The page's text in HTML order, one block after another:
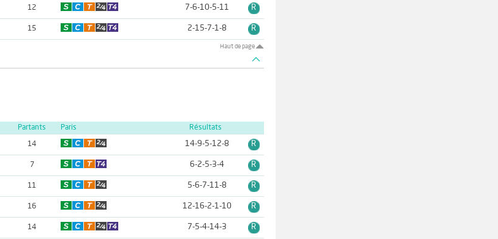
12 7-6-10-5-11 R
15 2-15-7-1-8 R
Haut de page
Partants Paris Résultats
14 14-9-5-12-8 R
7 6-2-5-3-4 R
11 5-6-7-11-8 R
16 12-16-2-1-10 R
14 7-5-4-14-3 R